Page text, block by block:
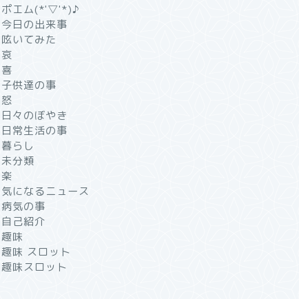
ポエム(*'▽'*)♪
今日の出来事
呟いてみた
哀
喜
子供達の事
怒
日々のぼやき
日常生活の事
暮らし
未分類
楽
気になるニュース
病気の事
自己紹介
趣味
趣味 スロット
趣味スロット